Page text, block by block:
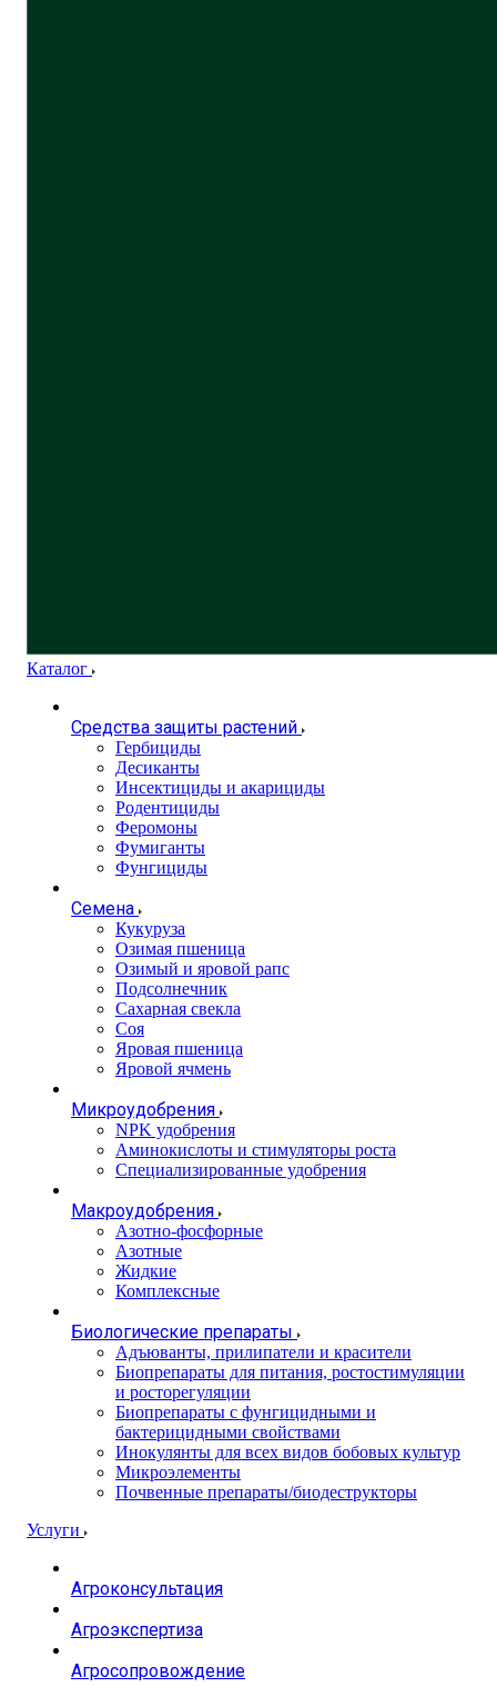
Каталог
Средства защиты растений
Гербициды
Десиканты
Инсектициды и акарициды
Родентициды
Феромоны
Фумиганты
Фунгициды
Семена
Кукуруза
Озимая пшеница
Озимый и яровой рапс
Подсолнечник
Сахарная свекла
Соя
Яровая пшеница
Яровой ячмень
Микроудобрения
NPK удобрения
Аминокислоты и стимуляторы роста
Специализированные удобрения
Макроудобрения
Азотно-фосфорные
Азотные
Жидкие
Комплексные
Биологические препараты
Адъюванты, прилипатели и красители
Биопрепараты для питания, ростостимуляции
и росторегуляции
Биопрепараты с фунгицидными и
бактерицидными свойствами
Инокулянты для всех видов бобовых культур
Микроэлементы
Почвенные препараты/биодеструкторы
Услуги
Агроконсультация
Агроэкспертиза
Агросопровождение